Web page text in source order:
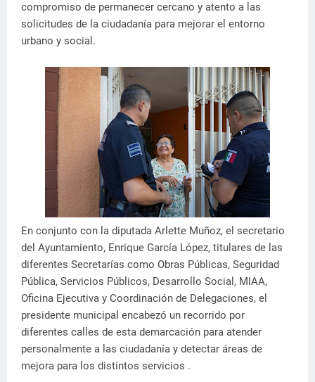
compromiso de permanecer cercano y atento a las
solicitudes de la ciudadanía para mejorar el entorno
urbano y social.
En conjunto con la diputada Arlette Muñoz, el secretario
del Ayuntamiento, Enrique García López, titulares de las
diferentes Secretarías como Obras Públicas, Seguridad
Pública, Servicios Públicos, Desarrollo Social, MIAA,
Oficina Ejecutiva y Coordinación de Delegaciones, el
presidente municipal encabezó un recorrido por
diferentes calles de esta demarcación para atender
personalmente a las ciudadanía y detectar áreas de
mejora para los distintos servicios .